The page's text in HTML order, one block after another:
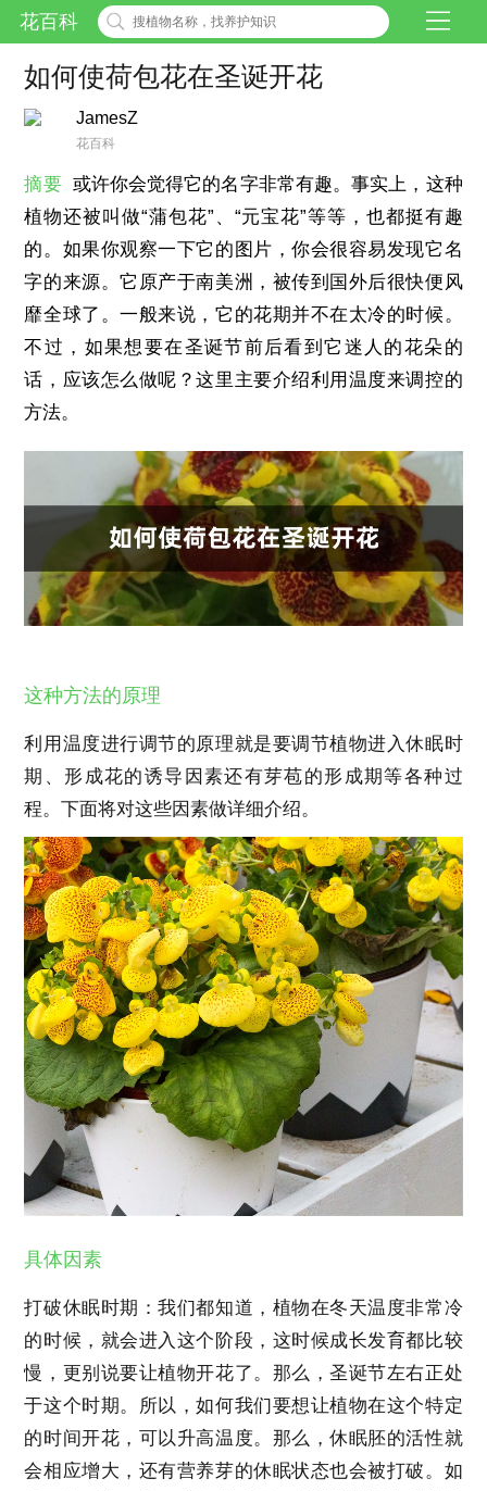
花百科
如何使荷包花在圣诞开花
JamesZ
花百科
摘要 或许你会觉得它的名字非常有趣。事实上，这种
植物还被叫做“蒲包花”、“元宝花”等等，也都挺有趣
的。如果你观察一下它的图片，你会很容易发现它名
字的来源。它原产于南美洲，被传到国外后很快便风
靡全球了。一般来说，它的花期并不在太冷的时候。
不过，如果想要在圣诞节前后看到它迷人的花朵的
话，应该怎么做呢？这里主要介绍利用温度来调控的
方法。
这种方法的原理
利用温度进行调节的原理就是要调节植物进入休眠时
期、形成花的诱导因素还有芽苞的形成期等各种过
程。下面将对这些因素做详细介绍。
具体因素
打破休眠时期：我们都知道，植物在冬天温度非常冷
的时候，就会进入这个阶段，这时候成长发育都比较
慢，更别说要让植物开花了。那么，圣诞节左右正处
于这个时期。所以，如何我们要想让植物在这个特定
的时间开花，可以升高温度。那么，休眠胚的活性就
会相应增大，还有营养芽的休眠状态也会被打破。如